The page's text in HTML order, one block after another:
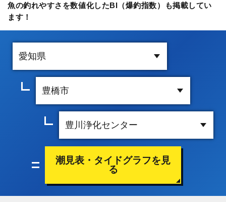
魚の釣れやすさを数値化したBI（爆釣指数）も掲載してい
ます！
潮見表・タイドグラフを見
る